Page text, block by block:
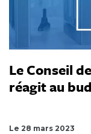
Le Conseil
réagit au
Le 28 mars 2023